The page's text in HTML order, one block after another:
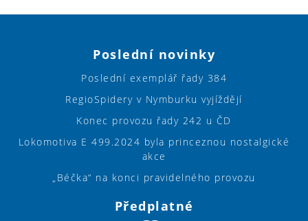
Poslední novinky
Poslední exemplář řady 384
RegioSpidery v Nymburku vyjíždějí
Konec provozu řady 242 u ČD
Lokomotiva E 499.2024 byla princeznou nostalgické
akce
„Béčka“ na konci pravidelného provozu
Předplatné